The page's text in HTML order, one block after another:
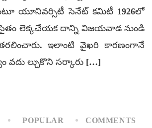
యూనివర్సిటీ సెనేట్ కమిటీ 1926లో
లెక్కచేయక దాన్ని విజయవాడ నుండి
ఇలాంటి వైఖరి కారణంగానే
వదు ల్చుకొని సర్కారు […]
POPULAR COMMENTS